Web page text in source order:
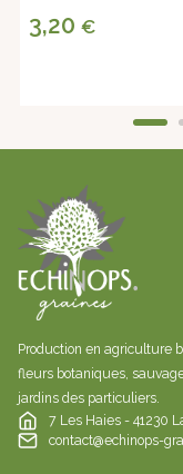
3,20 €
Production en agriculture
fleurs botaniques,
jardins des particuliers.
7 Les Haies - 41230
contact@echinops-